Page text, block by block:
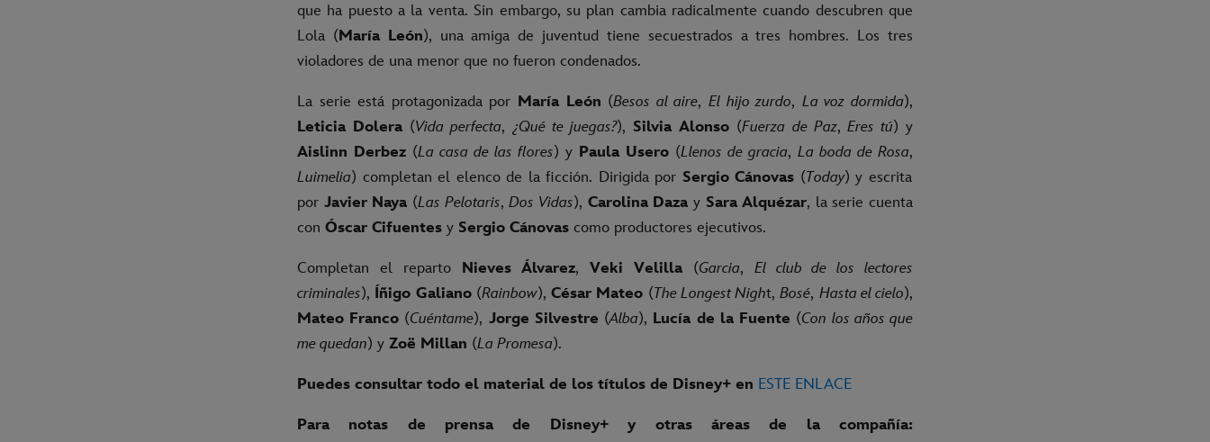
que ha puesto a la venta. Sin embargo, su plan cambia radicalmente cuando descubren que
Lola (María León), una amiga de juventud tiene secuestrados a tres hombres. Los tres
violadores de una menor que no fueron condenados.
La serie está protagonizada por María León (Besos al aire,El hijo zurdo, La voz dormida),
Leticia Dolera (Vida perfecta, ¿Qué te juegas?), Silvia Alonso (Fuerza de Paz, Eres tú) y
Aislinn Derbez (La casa de las flores) y Paula Usero (Llenos de gracia, La boda de Rosa,
Luimelia) completan el elenco de la ficción. Dirigida por Sergio Cánovas (Today) y escrita
por Javier Naya (Las Pelotaris,Dos Vidas), Carolina Daza ySara Alquézar, la serie cuenta
con Óscar Cifuentes y Sergio Cánovas como productores ejecutivos.
Completan el reparto Nieves Álvarez,Veki Velilla (Garcia, El club de los lectores
criminales), Íñigo Galiano(Rainbow), César Mateo (The Longest Night,Bosé, Hasta el cielo),
Mateo Franco (Cuéntame), Jorge Silvestre (Alba), Lucía de la Fuente (Con los años que
me quedan) y Zoë Millan (La Promesa).
Puedes consultar todo el material de los títulos de Disney+ en ESTE ENLACE
Para notas de prensa de Disney+ y otras áreas de la compañía: